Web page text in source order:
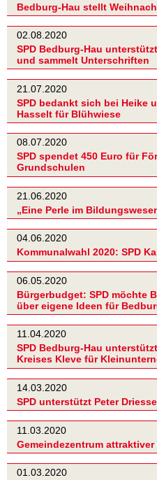
Bedburg-Hau stellt
02.08.2020
SPD Bedburg-Hau
und sammelt Unterschriften
21.07.2020
SPD bedankt sich bei Heike
Hasselt für Blühwiese
08.07.2020
SPD spendet 450 Euro für
Grundschulen
21.06.2020
„Eine Perle im
04.06.2020
Kommunalwahl 2020: SPD
06.05.2020
Bürgerbudget: SPD möchte
über eigene Ideen für
11.04.2020
SPD Bedburg-Hau
Kreises Kleve für
14.03.2020
SPD unterstützt Peter
11.03.2020
Gemeindezentrum attraktiver
01.03.2020